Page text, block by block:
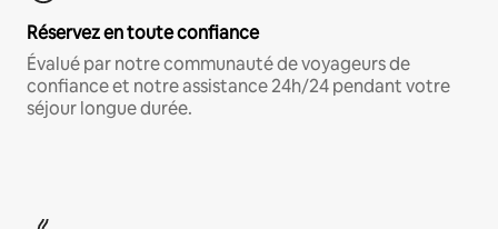
Réservez en toute confiance
Évalué par notre communauté de voyageurs de
confiance et notre assistance 24h/24 pendant votre
séjour longue durée.